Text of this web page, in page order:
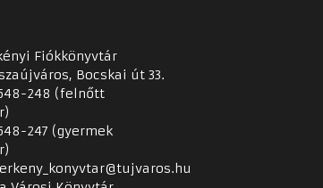
Fiókkönyvtár
Bocskai út 33.
248 (felnőtt
247 (gyermek